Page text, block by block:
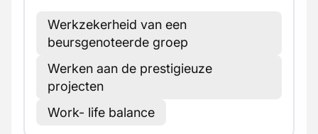
Werkzekerheid van een
beursgenoteerde groep
Werken aan de prestigieuze
projecten
Work- life balance